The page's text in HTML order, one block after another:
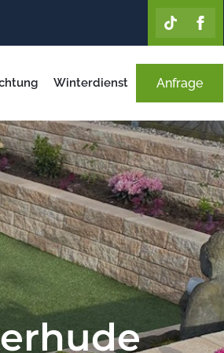
Winterdienst Anfrage